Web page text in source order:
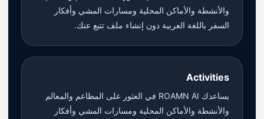
والأنشطة والأماكن المحلية ومسارات المشي وأفكار
السفر باللغة العربية دون إنشاء ملف تتبع عنك.
Activities
يساعدك ROAMN AI في العثور على المطاعم والمعالم
والأنشطة والأماكن المحلية ومسارات المشي وأفكار